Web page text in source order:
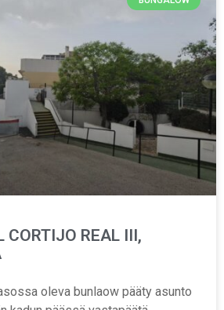
CORTIJO REAL III,
oleva bunlaow pääty asunto